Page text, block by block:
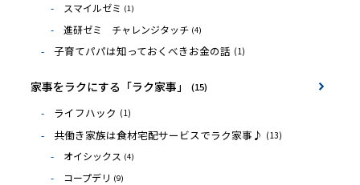
スマイルゼミ (1)
進研ゼミ チャレンジタッチ (4)
子育てパパは知っておくべきお金の話 (1)
家事をラクにする「ラク家事」 (15)
ライフハック (1)
共働き家族は食材宅配サービスでラク家事♪ (13)
オイシックス (4)
コープデリ (9)